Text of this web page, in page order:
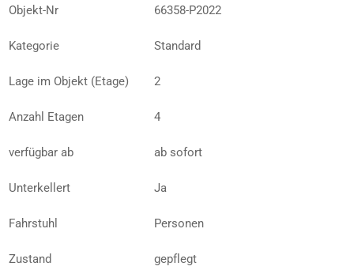
Objekt-Nr
66358-P2022
Kategorie Standard
Lage im Objekt (Etage) 2
Anzahl Etagen 4
verfügbar ab ab sofort
Unterkellert Ja
Fahrstuhl Personen
Zustand gepflegt